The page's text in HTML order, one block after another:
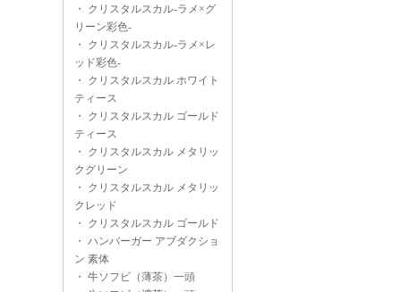
・ クリスタルスカル-ラメ×グ
リーン彩色-
・ クリスタルスカル-ラメ×レ
ッド彩色-
・ クリスタルスカル ホワイト
ティース
・ クリスタルスカル ゴールド
ティース
・ クリスタルスカル メタリッ
クグリーン
・ クリスタルスカル メタリッ
クレッド
・ クリスタルスカル ゴールド
・ ハンバーガー アブダクショ
ン 素体
・ 牛ソフビ（薄茶）一頭